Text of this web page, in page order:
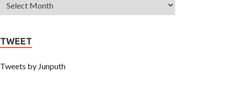
TWEET
Tweets by Junputh